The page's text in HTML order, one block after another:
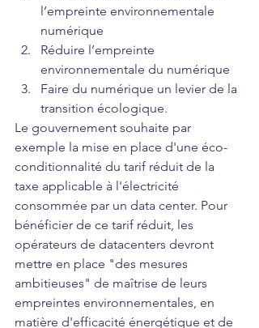
l’empreinte environnementale
numérique
Réduire l’empreinte
environnementale du numérique
Faire du numérique un levier de la
transition écologique.
Le gouvernement souhaite par
exemple la mise en place d'une éco-
conditionnalité du tarif réduit de la
taxe applicable à l'électricité
consommée par un data center. Pour
bénéficier de ce tarif réduit, les
opérateurs de datacenters devront
mettre en place "des mesures
ambitieuses" de maîtrise de leurs
empreintes environnementales, en
matière d'efficacité énergétique et de